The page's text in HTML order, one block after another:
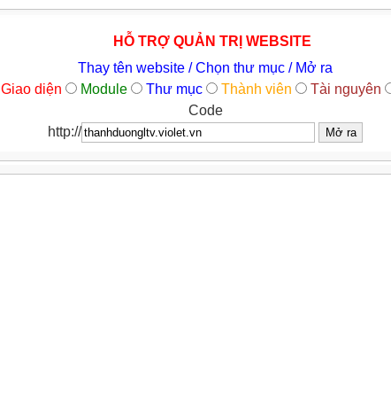
HỖ TRỢ QUẢN TRỊ WEBSITE
Thay tên website / Chọn thư mục / Mở ra
Giao diện
Module Thư mục Thành viên
Tài nguyên
Code
http://